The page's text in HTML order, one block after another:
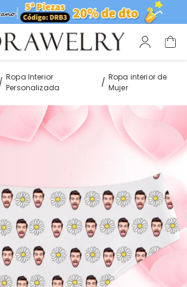
Ropa Interior
Personalizada
Ropa interior de
Mujer